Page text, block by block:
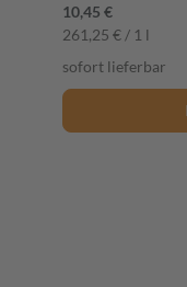
10,45 €
261,25 € / 1 l
sofort lieferbar